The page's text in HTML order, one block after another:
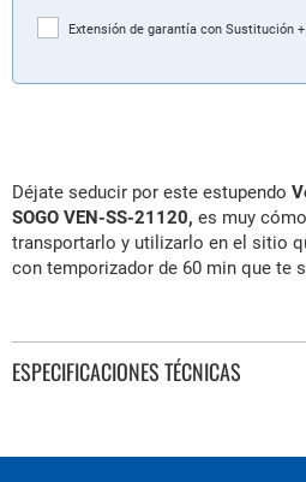
Extensión de garantía con Sustitución +
Déjate seducir por este estupendo
SOGO VEN-SS-21120, es muy
transportarlo y utilizarlo en el sitio
con temporizador de 60 min que te
ESPECIFICACIONES TÉCNICAS